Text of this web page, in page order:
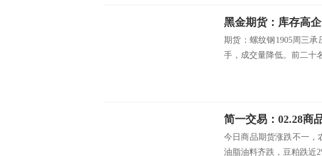
黑金期货：库存高
期货：螺纹钢1905周三承
手，成交量降低。前二十
简一交易：02.28商
今日商品期货涨跌不一，
油脂油料齐跌，豆粕跌近